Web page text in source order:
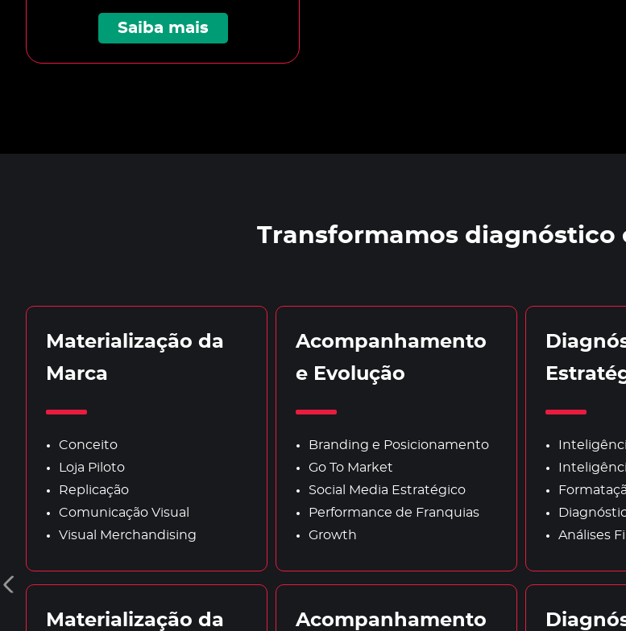
Saiba mais
Transformamos diagnóstico
Materialização da
Marca
Conceito
Loja Piloto
Replicação
Comunicação Visual
Visual Merchandising
Acompanhamento
e Evolução
Branding e Posicionamento
Go To Market
Social Media Estratégico
Performance de Franquias
Growth
Análises
Materialização da
Acompanhamento